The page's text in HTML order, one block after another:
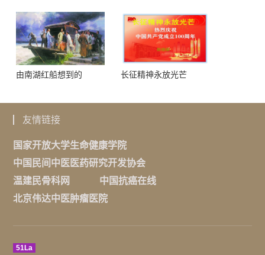
由南湖红船想到的 长征精神永放光芒
友情链接
国家开放大学生命健康学院
中国民间中医医药研究开发协会
温建民骨科网
中国抗癌在线
北京伟达中医肿瘤医院
51La